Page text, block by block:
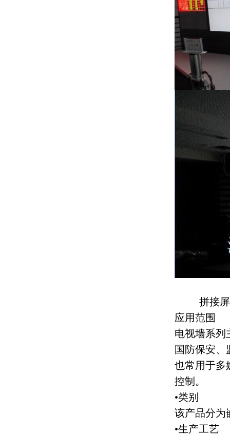
拼接
应用范围
电视墙系列
国防保安、
也常用于多
控制。
•类别
该产品分为
•生产工艺